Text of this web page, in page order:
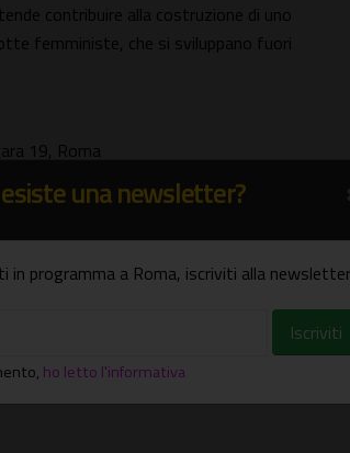
contribuire alla costruzione di uno
femministe, che si sviluppano fuori
19, Roma
Astarte
esiste una newsletter?
in programma a Roma, iscriviti alla
, ho letto l'informativa